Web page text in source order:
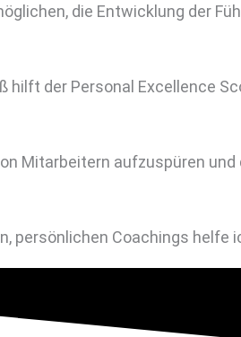
die Entwicklung der
der Personal Excellence
Mitarbeitern aufzuspüren
Coachings helfe